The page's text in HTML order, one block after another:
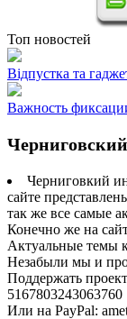
Топ новостей
Відпустка та
Важность
Черниговкий
сайте
так же все самые
Конечно же на
Актуальные темы
Незабыли мы и
Поддержать
5167803243063760
Или на PayPal: